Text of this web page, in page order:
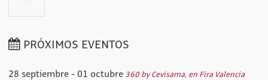
PRÓXIMOS EVENTOS
28 septiembre - 01 octubre 360 by Cevisama, en Fira Valencia